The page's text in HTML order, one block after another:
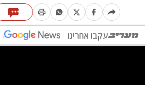
עקבו אחרינו